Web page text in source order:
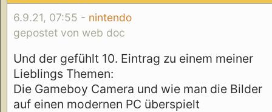
6.9.21, 07:55 - nintendo
gepostet von web doc
Und der gefühlt 10. Eintrag zu einem meiner
Lieblings Themen:
Die Gameboy Camera und wie man die Bilder
auf einen modernen PC überspielt